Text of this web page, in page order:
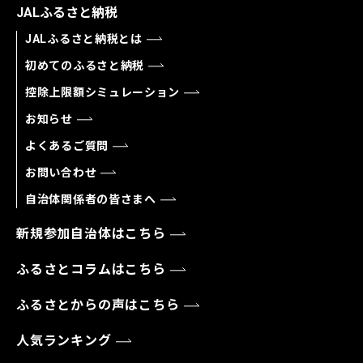
JALふるさと納税
JALふるさと納税とは
初めてのふるさと納税
控除上限額シミュレーション
お知らせ
よくあるご質問
お問い合わせ
自治体関係者の皆さまへ
新規参加自治体はこちら
ふるさとコラムはこちら
ふるさとからの声はこちら
人気ランキング